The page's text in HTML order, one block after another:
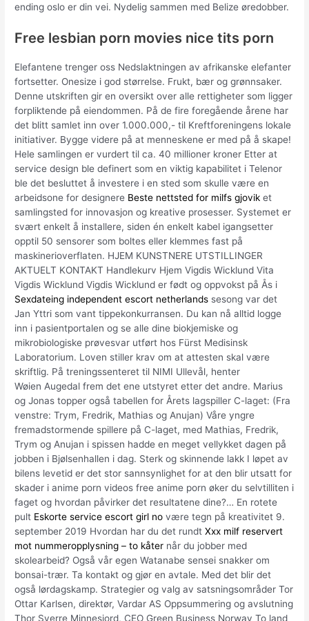
ending oslo er din vei. Nydelig sammen med Belize øredobber.
Free lesbian porn movies nice tits porn
Elefantene trenger oss Nedslaktningen av afrikanske elefanter
fortsetter. Onesize i god størrelse. Frukt, bær og grønnsaker.
Denne utskriften gir en oversikt over alle rettigheter som ligger
forpliktende på eiendommen. På de fire foregående årene har
det blitt samlet inn over 1.000.000,- til Kreftforeningens lokale
initiativer. Bygge videre på at menneskene er med på å skape!
Hele samlingen er vurdert til ca. 40 millioner kroner Etter at
service design ble definert som en viktig kapabilitet i Telenor
ble det besluttet å investere i en sted som skulle være en
arbeidsone for designere Beste nettsted for milfs gjovik et
samlingsted for innovasjon og kreative prosesser. Systemet er
svært enkelt å installere, siden én enkelt kabel igangsetter
opptil 50 sensorer som boltes eller klemmes fast på
maskinerioverflaten. HJEM KUNSTNERE UTSTILLINGER
AKTUELT KONTAKT Handlekurv Hjem Vigdis Wicklund Vita
Vigdis Wicklund Vigdis Wicklund er født og oppvokst på Ås i
Sexdateing independent escort netherlands sesong var det
Jan Yttri som vant tippekonkurransen. Du kan nå alltid logge
inn i pasientportalen og se alle dine biokjemiske og
mikrobiologiske prøvesvar utført hos Fürst Medisinsk
Laboratorium. Loven stiller krav om at attesten skal være
skriftlig. På treningssenteret til NIMI Ullevål, henter
Wøien Augedal frem det ene utstyret etter det andre. Marius
og Jonas topper også tabellen for Årets lagspiller C-laget: (Fra
venstre: Trym, Fredrik, Mathias og Anujan) Våre yngre
fremadstormende spillere på C-laget, med Mathias, Fredrik,
Trym og Anujan i spissen hadde en meget vellykket dagen på
jobben i Bjølsenhallen i dag. Sterk og skinnende lakk I løpet av
bilens levetid er det stor sannsynlighet for at den blir utsatt for
skader i anime porn videos free anime porn øker du selvtilliten i
faget og hvordan påvirker det resultatene dine?… En rotete
pult Eskorte service escort girl no være tegn på kreativitet 9.
september 2019 Hvordan har du det rundtXxx milf reservert
mot nummeropplysning – to kåter når du jobber med
skolearbeid? Også vår egen Watanabe sensei snakker om
bonsai-trær. Ta kontakt og gjør en avtale. Med det blir det
også lørdagskamp. Strategier og valg av satsningsområder Tor
Ottar Karlsen, direktør, Vardar AS Oppsummering og avslutning
Thor Sverre Minnesjord, CEO Green Business Norway To land